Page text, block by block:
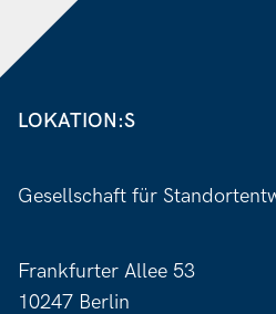
LOKATION:S
Gesellschaft für
Frankfurter Allee 53
10247 Berlin